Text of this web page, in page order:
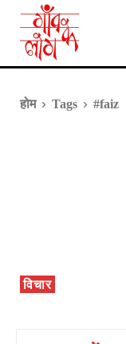
होम Tags #faiz
विचार